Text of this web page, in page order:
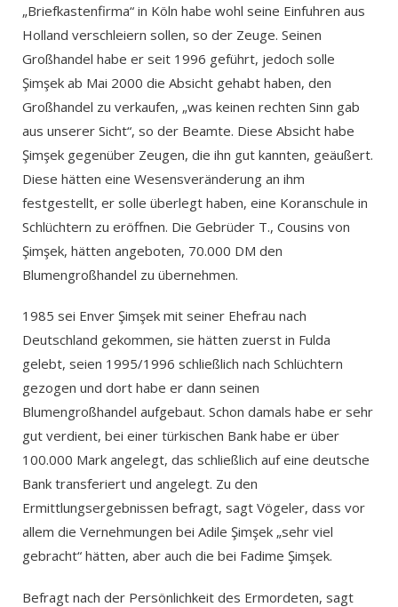
„Briefkastenfirma“ in Köln habe wohl seine Einfuhren aus
Holland verschleiern sollen, so der Zeuge. Seinen
Großhandel habe er seit 1996 geführt, jedoch solle
Şimşek ab Mai 2000 die Absicht gehabt haben, den
Großhandel zu verkaufen, „was keinen rechten Sinn gab
aus unserer Sicht“, so der Beamte. Diese Absicht habe
Şimşek gegenüber Zeugen, die ihn gut kannten, geäußert.
Diese hätten eine Wesensveränderung an ihm
festgestellt, er solle überlegt haben, eine Koranschule in
Schlüchtern zu eröffnen. Die Gebrüder T., Cousins von
Şimşek, hätten angeboten, 70.000 DM den
Blumengroßhandel zu übernehmen.
1985 sei Enver Şimşek mit seiner Ehefrau nach
Deutschland gekommen, sie hätten zuerst in Fulda
gelebt, seien 1995/1996 schließlich nach Schlüchtern
gezogen und dort habe er dann seinen
Blumengroßhandel aufgebaut. Schon damals habe er sehr
gut verdient, bei einer türkischen Bank habe er über
100.000 Mark angelegt, das schließlich auf eine deutsche
Bank transferiert und angelegt. Zu den
Ermittlungsergebnissen befragt, sagt Vögeler, dass vor
allem die Vernehmungen bei Adile Şimşek „sehr viel
gebracht“ hätten, aber auch die bei Fadime Şimşek.
Befragt nach der Persönlichkeit des Ermordeten, sagt